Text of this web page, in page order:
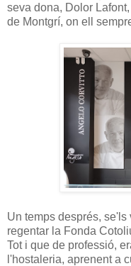
seva dona, Dolor
de Montgrí, on ell
Un temps després,
regentar la Fonda
Tot i que de professió,
l'hostaleria, aprenent a